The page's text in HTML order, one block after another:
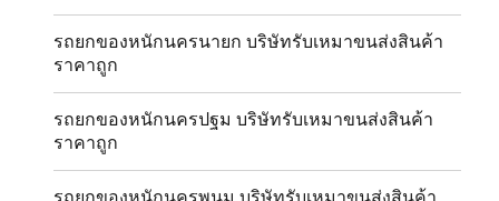
รถยกของหนักนครนายก บริษัทรับเหมาขนส่งสินค้า
ราคาถูก
รถยกของหนักนครปฐม บริษัทรับเหมาขนส่งสินค้า
ราคาถูก